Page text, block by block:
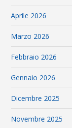
Aprile 2026
Marzo 2026
Febbraio 2026
Gennaio 2026
Dicembre 2025
Novembre 2025